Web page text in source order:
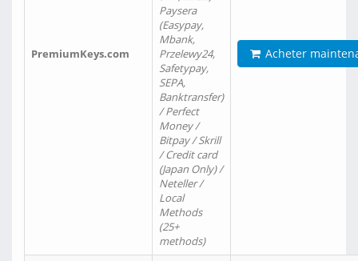
PremiumKeys.com
Paysera
(Easypay,
Mbank,
Przelewy24,
Safetypay,
SEPA,
Banktransfer)
/ Perfect
Money /
Bitpay / Skrill
/ Credit card
(Japan Only) /
Neteller /
Local
Methods
(25+
methods)
Acheter